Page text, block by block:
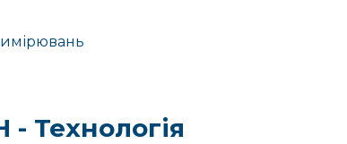
- Технологія